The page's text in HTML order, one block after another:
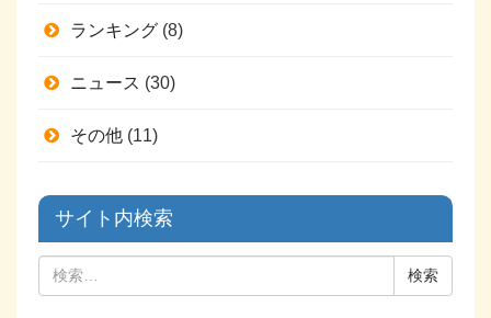
ランキング (8)
ニュース (30)
その他 (11)
サイト内検索